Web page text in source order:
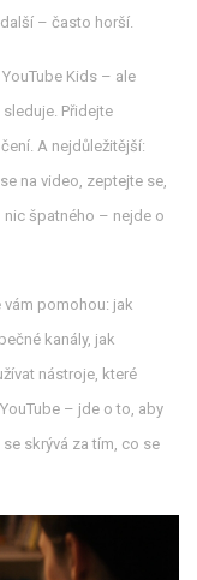
– často horší.
Kids – ale
Přidejte
A nejdůležitější:
na video, zeptejte se,
nic špatného – nejde o
vám pomohou: jak
kanály, jak
nástroje, které
– jde o to, aby
skrývá za tím, co se